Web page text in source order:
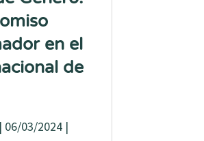
en el
de
| 06/03/2024|